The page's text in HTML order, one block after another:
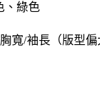
、綠色
寬/袖長（版型偏